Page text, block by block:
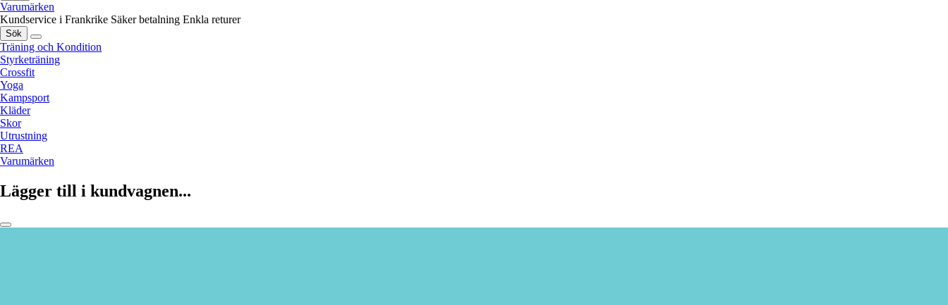
Varumärken
Kundservice i Frankrike Säker betalning Enkla returer
Sök
Träning och Kondition
Styrketräning
Crossfit
Yoga
Kampsport
Kläder
Skor
Utrustning
REA
Varumärken
Lägger till i kundvagnen...